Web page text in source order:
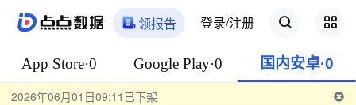
领报告 登录/注册
App Store·0 Google Play·0 国内安卓·0
2026年06月01日09:11已下架